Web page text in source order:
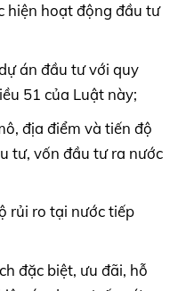
hiện hoạt động đầu tư
án đầu tư với quy
51 của Luật này;
địa điểm và tiến độ
tư, vốn đầu tư ra nước
rủi ro tại nước tiếp
đặc biệt, ưu đãi, hỗ